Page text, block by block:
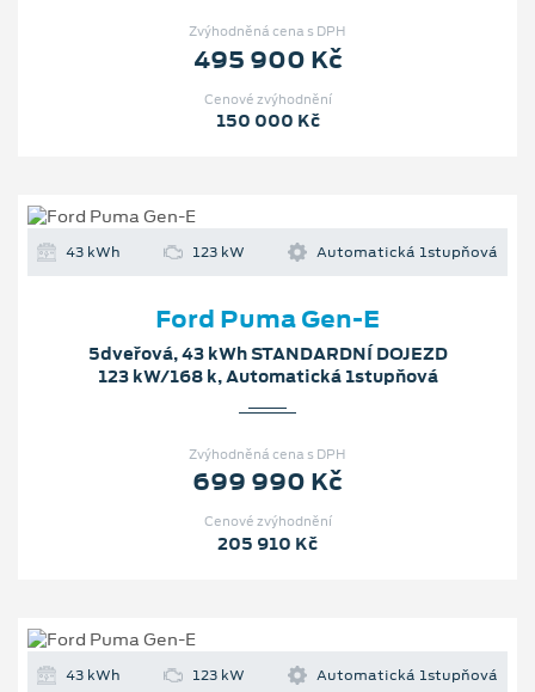
Zvýhodněná cena s DPH
495 900 Kč
Cenové zvýhodnění
150 000 Kč
43 kWh 123 kW Automatická 1stupňová
Ford Puma Gen-E
5dveřová, 43 kWh STANDARDNÍ DOJEZD
123 kW/168 k, Automatická 1stupňová
Zvýhodněná cena s DPH
699 990 Kč
Cenové zvýhodnění
205 910 Kč
43 kWh 123 kW Automatická 1stupňová